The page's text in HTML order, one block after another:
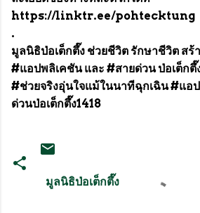
https://linktr.ee/pohtecktung
.
มูลนิธิป่อเต็กตึ๊ง ช่วยชีวิต รักษาชีวิต สร้
#แอปพลิเคชัน และ #สายด่วน ป่อเต็กตึ๊
#ช่วยจริงอุ่นใจแม้ในนาทีฉุกเฉิน #แอ
ด่วนป่อเต็กตึ๊ง1418
มูลนิธิป่อเต็กตึ๊ง